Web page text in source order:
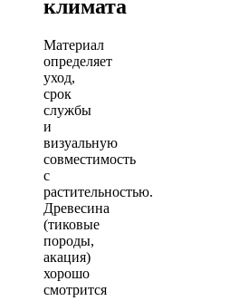
климата
Материал
определяет
уход,
срок
службы
и
визуальную
совместимость
с
растительностью.
Древесина
(тиковые
породы,
акация)
хорошо
смотрится